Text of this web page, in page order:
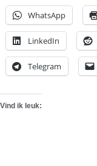
WhatsApp
LinkedIn
Telegram
Vind ik leuk: